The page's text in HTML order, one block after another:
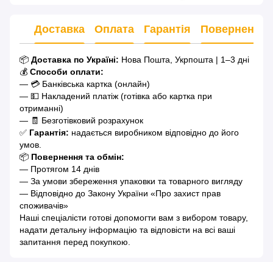
Доставка Оплата Гарантія Повернення
📦 Доставка по Україні: Нова Пошта, Укрпошта | 1–3 дні
💰 Способи оплати:
— 💳 Банківська картка (онлайн)
— 💵 Накладений платіж (готівка або картка при
отриманні)
— 🧾 Безготівковий розрахунок
✅ Гарантія: надається виробником відповідно до його
умов.
📦 Повернення та обмін:
— Протягом 14 днів
— За умови збереження упаковки та товарного вигляду
— Відповідно до Закону України «Про захист прав
споживачів»
Наші спеціалісти готові допомогти вам з вибором товару,
надати детальну інформацію та відповісти на всі ваші
запитання перед покупкою.